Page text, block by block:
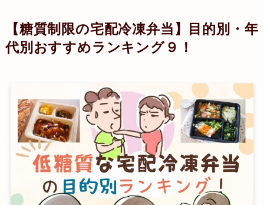
【糖質制限の宅配冷凍弁当】目的別・年
代別おすすめランキング９！